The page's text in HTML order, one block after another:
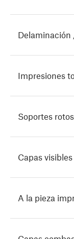
Delaminación
Impresiones
Soportes
Capas
A la pieza